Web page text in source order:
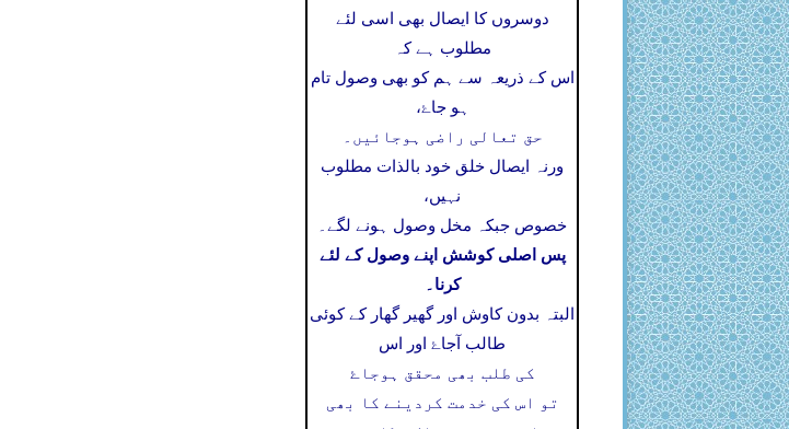
دوسروں کا ایصال بھی اسی لئے
مطلوب ہے کہ
اس کے ذریعہ سے ہم کو بھی وصول تام
ہو جاۓ،
حق تعالی راضی ہوجائیں۔
ورنہ ایصال خلق خود بالذات مطلوب
نہیں،
خصوص جبکہ مخل وصول ہونے لگے۔
پس اصلی کوشش اپنے وصول کے لئے
کرنا۔
البتہ بدون کاوش اور گھیر گھار کے کوئی
طالب آجاۓ اور اس
کی طلب بھی محقق ہوجاۓ
تو اس کی خدمت کردینے کا بھی